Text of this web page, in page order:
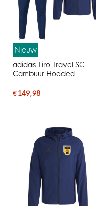
Nieuw
adidas Tiro Travel SC
Cambuur Hooded
Donkerblauw
€ 149,98